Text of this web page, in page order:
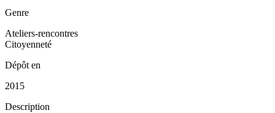
Genre
Ateliers-rencontres
Citoyenneté
Dépôt en
2015
Description